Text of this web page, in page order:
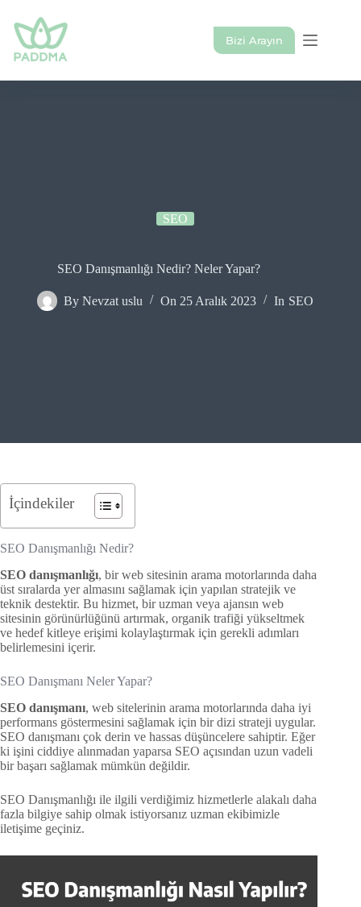
content
Bizi Arayın
SEO
SEO Danışmanlığı Nedir? Neler Yapar?
By Nevzat uslu On 25 Aralık 2023 In SEO
İçindekiler
SEO Danışmanlığı Nedir?
SEO danışmanlığı, bir web sitesinin arama motorlarında daha
üst sıralarda yer almasını sağlamak için yapılan stratejik ve
teknik destektir. Bu hizmet, bir uzman veya ajansın web
sitesinin görünürlüğünü artırmak, organik trafiği yükseltmek
ve hedef kitleye erişimi kolaylaştırmak için gerekli adımları
belirlemesini içerir.
SEO Danışmanı Neler Yapar?
SEO danışmanı, web sitelerinin arama motorlarında daha iyi
performans göstermesini sağlamak için bir dizi strateji uygular.
SEO danışmanı çok derin ve hassas düşüncelere sahiptir. Eğer
ki işini ciddiye alınmadan yaparsa SEO açısından uzun vadeli
bir başarı sağlamak mümkün değildir.
SEO Danışmanlığı ile ilgili verdiğimiz hizmetlerle alakalı daha
fazla bilgiye sahip olmak istiyorsanız uzman ekibimizle
iletişime geçiniz.